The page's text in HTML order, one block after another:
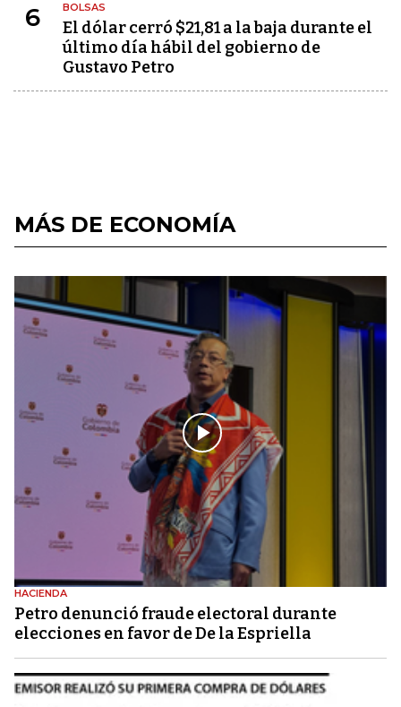
6 BOLSAS
El dólar cerró $21,81 a la baja durante el
último día hábil del gobierno de
Gustavo Petro
MÁS DE ECONOMÍA
HACIENDA
Petro denunció fraude electoral durante
elecciones en favor de De la Espriella